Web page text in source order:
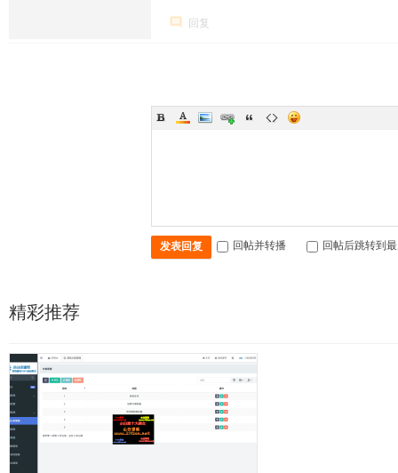
回复
发表回复 回帖并转播 回帖后跳转到
精彩推荐